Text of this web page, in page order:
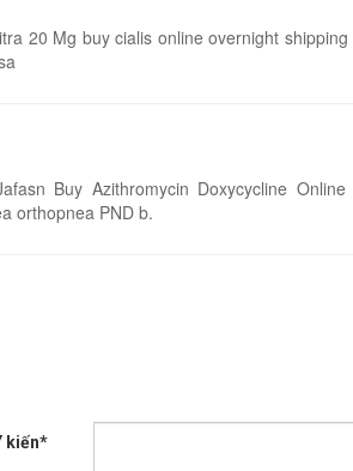
20 Mg buy cialis online overnight
Buy Azithromycin Doxycycline
orthopnea PND b.
kiến*